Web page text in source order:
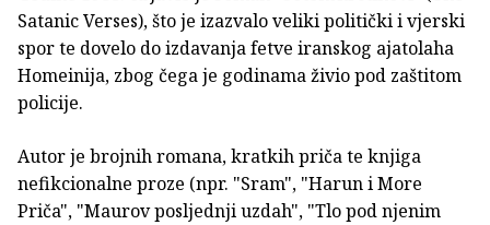
Satanic Verses), što je izazvalo veliki politički i vjerski
spor te dovelo do izdavanja fetve iranskog ajatolaha
Homeinija, zbog čega je godinama živio pod zaštitom
policije.
Autor je brojnih romana, kratkih priča te knjiga
nefikcionalne proze (npr. "Sram", "Harun i More
Priča", "Maurov posljednji uzdah", "Tlo pod njenim